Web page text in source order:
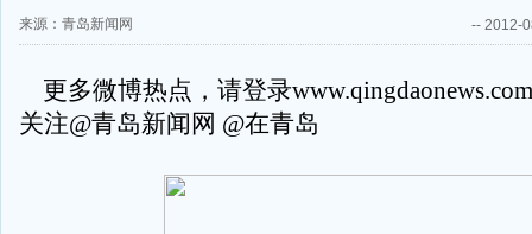
来源：青岛新闻网 -- 2012-
更多微博热点，请登录
关注@青岛新闻网 @在青岛